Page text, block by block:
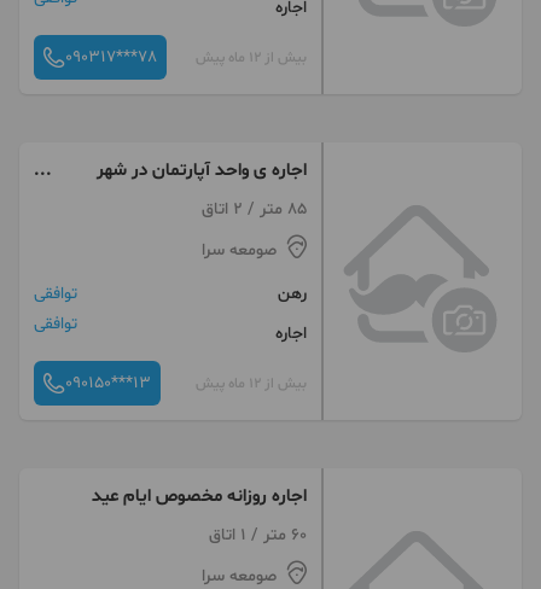
اجاره
بیش از 12 ماه پیش 090317***78
اجاره ی واحد آپارتمان در شهر
صومعه سرا
85 متر / 2 اتاق
صومعه سرا
رهن
توافقی
اجاره
توافقی
بیش از 12 ماه پیش 090150***13
اجاره روزانه مخصوص ایام عید
60 متر / 1 اتاق
صومعه سرا